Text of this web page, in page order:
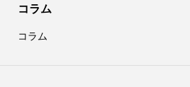
コラム
コラム